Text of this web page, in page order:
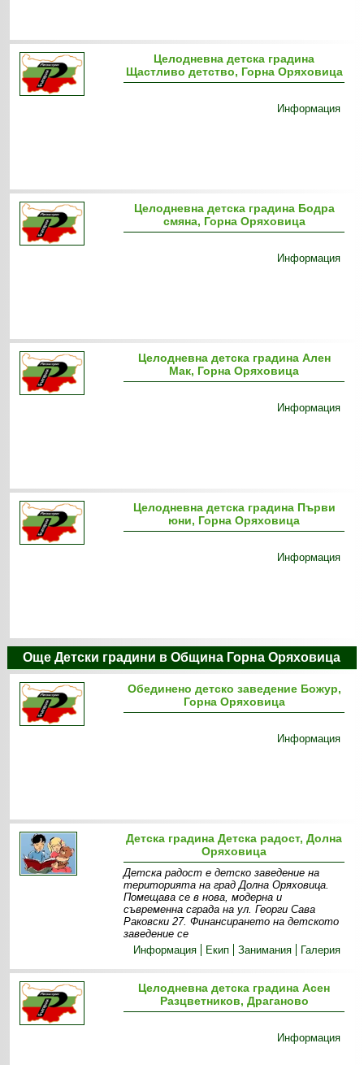
Целодневна детска градина
Щастливо детство, Горна Оряховица
Информация
Целодневна детска градина Бодра
смяна, Горна Оряховица
Информация
Целодневна детска градина Ален
Мак, Горна Оряховица
Информация
Целодневна детска градина Първи
юни, Горна Оряховица
Информация
Още Детски градини в Община Горна Оряховица
Обединено детско заведение Божур,
Горна Оряховица
Информация
Детска градина Детска радост, Долна
Оряховица
Детска радост е детско заведение на
територията на град Долна Оряховица.
Помещава се в нова, модерна и
съвременна сграда на ул. Георги Сава
Раковски 27. Финансирането на детското
заведение се
Информация
Екип Занимания Галерия
Целодневна детска градина Асен
Разцветников, Драганово
Информация